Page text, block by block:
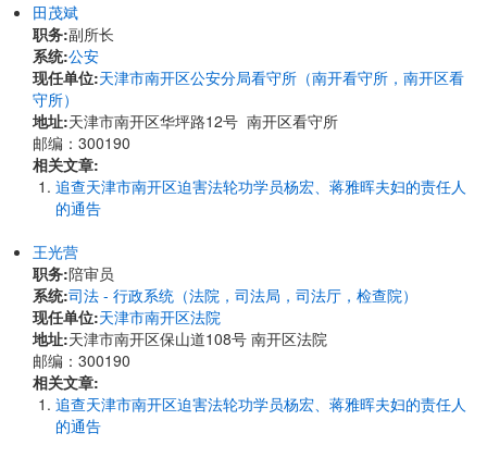
田茂斌
职务:副所长
系统:公安
现任单位:天津市南开区公安分局看守所（南开看守所，南开区看
守所）
地址:天津市南开区华坪路12号 南开区看守所
邮编：300190
相关文章:
追查天津市南开区迫害法轮功学员杨宏、蒋雅晖夫妇的责任人
的通告
王光营
职务:陪审员
系统:司法 - 行政系统（法院，司法局，司法厅，检查院）
现任单位:天津市南开区法院
地址:天津市南开区保山道108号 南开区法院
邮编：300190
相关文章:
追查天津市南开区迫害法轮功学员杨宏、蒋雅晖夫妇的责任人
的通告